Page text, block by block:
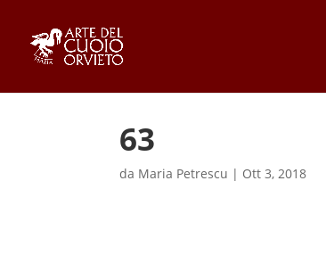
63
da Maria Petrescu | Ott 3, 2018